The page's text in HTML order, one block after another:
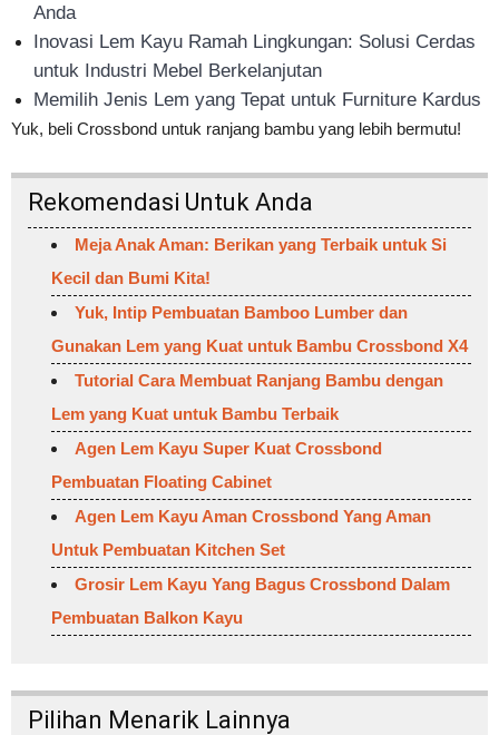
Anda
Inovasi Lem Kayu Ramah Lingkungan: Solusi Cerdas
untuk Industri Mebel Berkelanjutan
Memilih Jenis Lem yang Tepat untuk Furniture Kardus
Yuk, beli Crossbond untuk ranjang bambu yang lebih bermutu!
Rekomendasi Untuk Anda
Meja Anak Aman: Berikan yang Terbaik untuk Si
Kecil dan Bumi Kita!
Yuk, Intip Pembuatan Bamboo Lumber dan
Gunakan Lem yang Kuat untuk Bambu Crossbond X4
Tutorial Cara Membuat Ranjang Bambu dengan
Lem yang Kuat untuk Bambu Terbaik
Agen Lem Kayu Super Kuat Crossbond
Pembuatan Floating Cabinet
Agen Lem Kayu Aman Crossbond Yang Aman
Untuk Pembuatan Kitchen Set
Grosir Lem Kayu Yang Bagus Crossbond Dalam
Pembuatan Balkon Kayu
Pilihan Menarik Lainnya